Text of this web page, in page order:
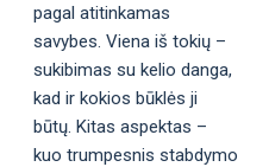
pagal atitinkamas
savybes. Viena iš tokių –
sukibimas su kelio danga,
kad ir kokios būklės ji
būtų. Kitas aspektas –
kuo trumpesnis stabdymo